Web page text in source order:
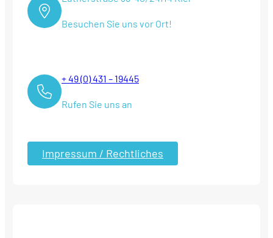
Besuchen Sie uns vor Ort!
+ 49 (0) 431 – 19445
Rufen Sie uns an
Impressum / Rechtliches